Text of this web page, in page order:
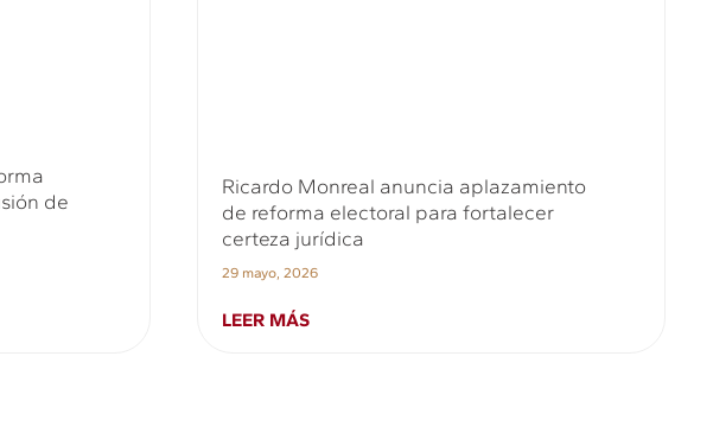
de
Ricardo Monreal anuncia aplazamiento
de reforma electoral para fortalecer
certeza jurídica
29 mayo, 2026
LEER MÁS